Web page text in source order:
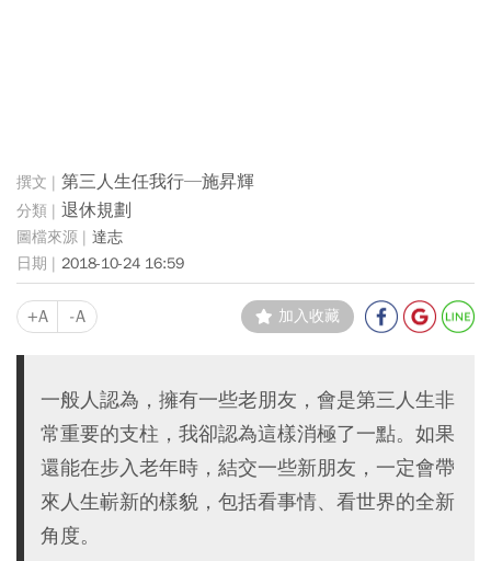
第三人生任我行─施昇輝
退休規劃
達志
2018-10-24 16:59
+A -A 加入收藏
一般人認為，擁有一些老朋友，會是第三人生非
常重要的支柱，我卻認為這樣消極了一點。如果
還能在步入老年時，結交一些新朋友，一定會帶
來人生嶄新的樣貌，包括看事情、看世界的全新
角度。